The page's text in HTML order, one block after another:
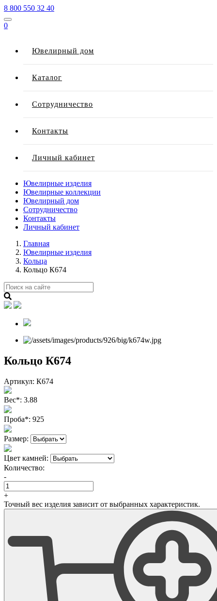
8 800 550 32 40
0
Ювелирный дом
Каталог
Сотрудничество
Контакты
Личный кабинет
Ювелирные изделия
Ювелирные коллекции
Ювелирный дом
Сотрудничество
Контакты
Личный кабинет
Главная
Ювелирные изделия
Кольца
Кольцо К674
Кольцо К674
Артикул: К674
Вес*: 3.88
Проба*: 925
Размер:
Цвет камней:
Количество:
-
+
Точный вес изделия зависит от выбранных характеристик.